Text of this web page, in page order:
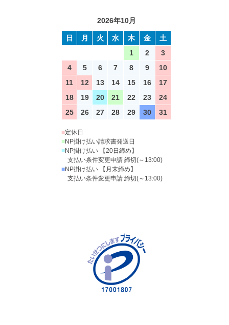
2026年10月
日 月 火 水 木 金
土
1
2
3
4
5 6 7 8 9
10
11
12 13 14 15 16
17
18
19 20 21 22 23
24
25
26 27 28 29 30 31
■定休日
■NP掛け払い請求書発送日
■NP掛け払い 【20日締め】
支払い条件変更申請 締切(～13:00)
■NP掛け払い 【月末締め】
支払い条件変更申請 締切(～13:00)